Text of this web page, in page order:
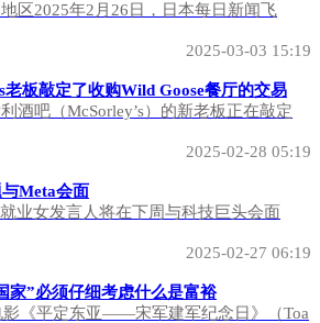
区2025年2月26日，日本每日新闻飞
2025-03-03 15:19
板敲定了收购Wild Goose餐厅的交易
酒吧（McSorley’s）的新老板正在敲定
2025-02-28 05:19
Meta会面
业女发言人将在下周与科技巨头会面
2025-02-27 06:19
家”必须仔细考虑什么是富裕
影《平定东亚——宋军建军纪念日》（Toa